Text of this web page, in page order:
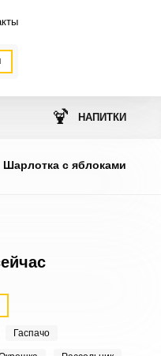
🍹 НАПИТКИ
Шарлотка с яблоками
Гаспачо